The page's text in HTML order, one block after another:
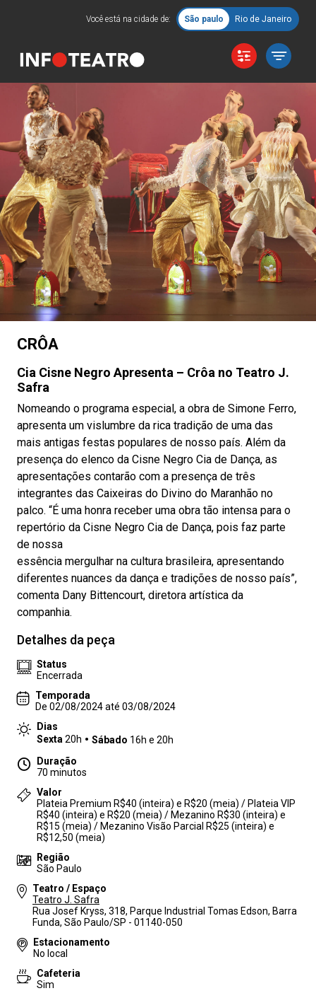
Você está na cidade de: São paulo Rio de Janeiro
CRÔA
Cia Cisne Negro Apresenta – Crôa no Teatro J.
Safra
Nomeando o programa especial, a obra de Simone Ferro,
apresenta um vislumbre da rica tradição de uma das
mais antigas festas populares de nosso país. Além da
presença do elenco da Cisne Negro Cia de Dança, as
apresentações contarão com a presença de três
integrantes das Caixeiras do Divino do Maranhão no
palco. “É uma honra receber uma obra tão intensa para o
repertório da Cisne Negro Cia de Dança, pois faz parte
de nossa
essência mergulhar na cultura brasileira, apresentando
diferentes nuances da dança e tradições de nosso país”,
comenta Dany Bittencourt, diretora artística da
companhia.
Detalhes da peça
Status
Encerrada
Temporada
De 02/08/2024 até 03/08/2024
Dias
Sexta 20h Sábado 16h e 20h
Duração
70 minutos
Valor
Plateia Premium R$40 (inteira) e R$20 (meia) / Plateia VIP
R$40 (inteira) e R$20 (meia) / Mezanino R$30 (inteira) e
R$15 (meia) / Mezanino Visão Parcial R$25 (inteira) e
R$12,50 (meia)
Região
São Paulo
Teatro / Espaço
Teatro J. Safra
Rua Josef Kryss, 318, Parque Industrial Tomas Edson, Barra
Funda, São Paulo/SP - 01140-050
Estacionamento
No local
Cafeteria
Sim